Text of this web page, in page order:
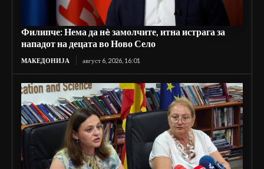
Филипче: Нема да нè замолчите, итна истрага за
нападот на децата во Ново Село
МАКЕДОНИЈА август 6, 2026, 16:01